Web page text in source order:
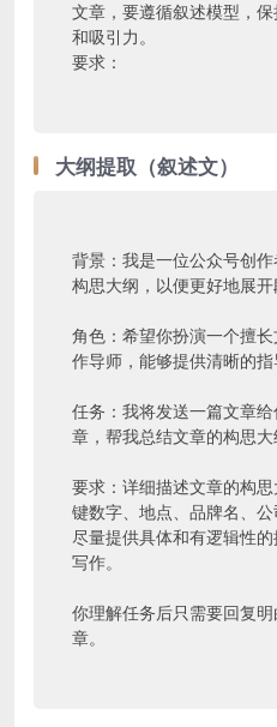
文章，要遵循叙述模型，
和吸引力。
要求：
大纲提取（叙述文）
背景：我是一位公众号创
构思大纲，以便更好地展开
角色：希望你扮演一个擅
作导师，能够提供清晰的指
任务：我将发送一篇文章
章，帮我总结文章的构思大
要求：详细描述文章的构
键数字、地点、品牌名、
尽量提供具体和有逻辑性
写作。
你理解任务后只需要回复
章。